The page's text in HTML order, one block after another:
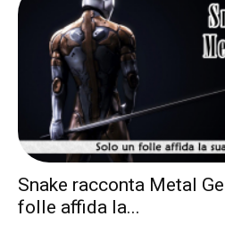
Snake racconta Metal
folle affida la...